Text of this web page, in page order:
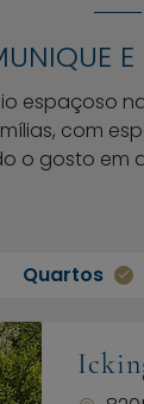
E
espaçoso
com
o gosto em
Quartos